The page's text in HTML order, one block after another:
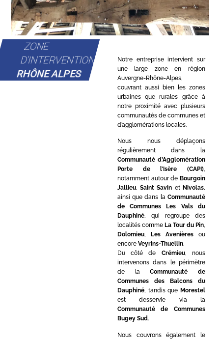
ZONE
D'INTERVENTION
RHÔNE ALPES
Notre entreprise intervient sur
une large zone en région
Auvergne-Rhône-Alpes,
couvrant aussi bien les zones
urbaines que rurales grâce à
notre proximité avec plusieurs
communautés de communes et
d’agglomérations locales.
Nous nous déplaçons
régulièrement dans la
Communauté d’Agglomération
Porte de l’Isère (CAPI),
notamment autour de Bourgoin
Jallieu,Saint Savin et Nivolas,
ainsi que dans la Communauté
de Communes Les Vals du
Dauphiné, qui regroupe des
localités comme La Tour du Pin,
Dolomieu, Les Avenièresou
encore Veyrins-Thuellin.
Du côté de Crémieu, nous
intervenons dans le périmètre
de laCommunauté de
Communes des Balcons du
Dauphiné, tandis que Morestel
est desservie via la
Communauté de Communes
Bugey Sud.
Nous couvrons également le